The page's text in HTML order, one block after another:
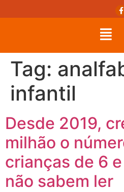
Tag:
infantil
Desde 2019,
milhão o
crianças de 6
não sabem ler